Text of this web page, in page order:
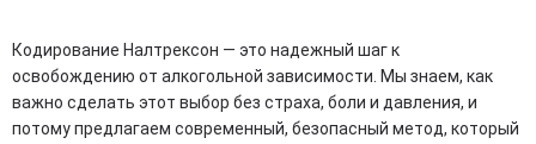
Кодирование Налтрексон — это надежный шаг к
освобождению от алкогольной зависимости. Мы знаем, как
важно сделать этот выбор без страха, боли и давления, и
потому предлагаем современный, безопасный метод, который